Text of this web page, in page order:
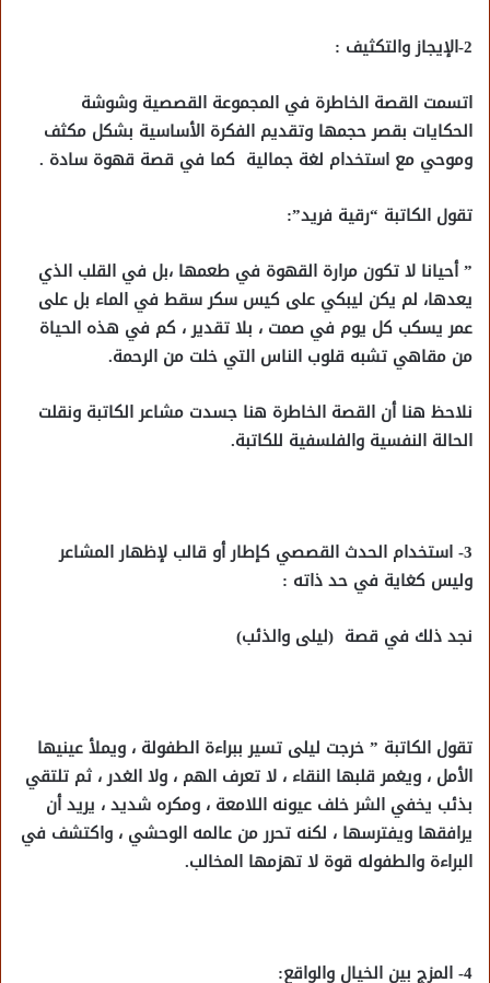
2-الإيجاز والتكثيف :
اتسمت القصة الخاطرة في المجموعة القصصية وشوشة
الحكايات بقصر حجمها وتقديم الفكرة الأساسية بشكل مكثف
وموحي مع استخدام لغة جمالية كما في قصة قهوة سادة .
تقول الكاتبة “رقية فريد”:
” أحيانا لا تكون مرارة القهوة في طعمها ،بل في القلب الذي
يعدها، لم يكن ليبكي على كيس سكر سقط في الماء بل على
عمر يسكب كل يوم في صمت ، بلا تقدير ، كم في هذه الحياة
من مقاهي تشبه قلوب الناس التي خلت من الرحمة.
نلاحظ هنا أن القصة الخاطرة هنا جسدت مشاعر الكاتبة ونقلت
الحالة النفسية والفلسفية للكاتبة.
3- استخدام الحدث القصصي كإطار أو قالب لإظهار المشاعر
وليس كغاية في حد ذاته :
نجد ذلك في قصة (ليلى والذئب)
تقول الكاتبة ” خرجت ليلى تسير ببراءة الطفولة ، ويملأ عينيها
الأمل ، ويغمر قلبها النقاء ، لا تعرف الهم ، ولا الغدر ، ثم تلتقي
بذئب يخفي الشر خلف عيونه اللامعة ، ومكره شديد ، يريد أن
يرافقها ويفترسها ، لكنه تحرر من عالمه الوحشي ، واكتشف في
البراءة والطفوله قوة لا تهزمها المخالب.
4- المزج بين الخيال والواقع: